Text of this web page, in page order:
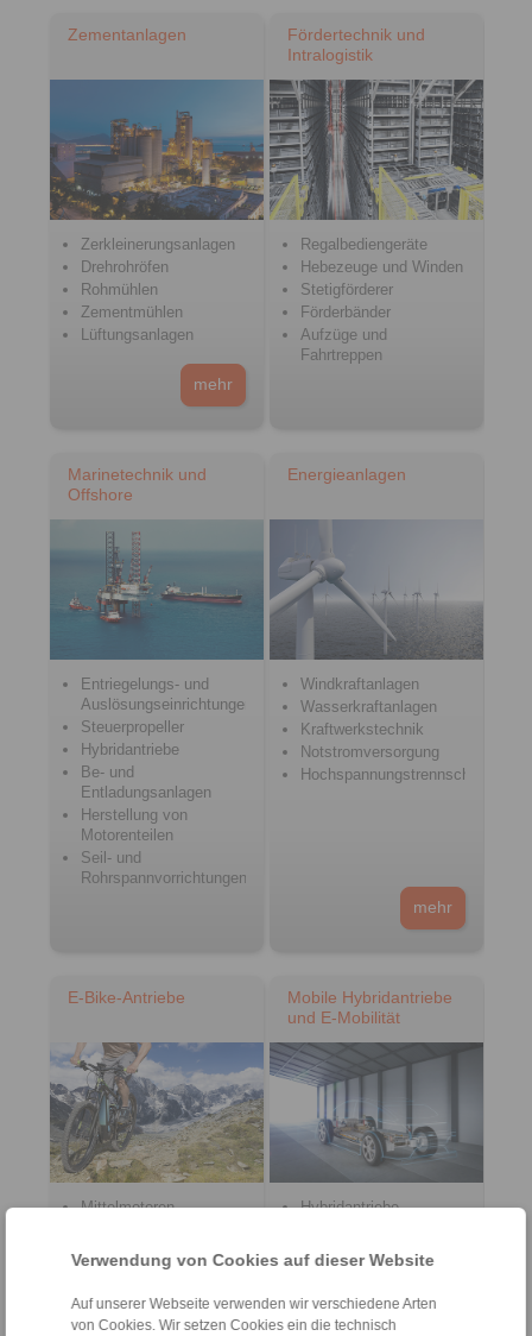
Verwendung von Cookies auf dieser Website
Auf unserer Webseite verwenden wir verschiedene Arten
von Cookies. Wir setzen Cookies ein die technisch
Zementanlagen
Zerkleinerungsanlagen
Drehrohröfen
Rohmühlen
Zementmühlen
Lüftungsanlagen
mehr
Fördertechnik und
Intralogistik
Regalbediengeräte
Hebezeuge und Winden
Stetigförderer
Förderbänder
Aufzüge und
Fahrtreppen
Marinetechnik und
Offshore
Entriegelungs- und
Auslösungseinrichtungen
Steuerpropeller
Hybridantriebe
Be- und
Entladungsanlagen
Herstellung von
Motorenteilen
Seil- und
Rohrspannvorrichtungen
Energieanlagen
Windkraftanlagen
Wasserkraftanlagen
Kraftwerkstechnik
Notstromversorgung
Hochspannungstrennschalter
mehr
E-Bike-Antriebe
Mittelmotoren
Leistungsverzweigungen
Nabenmotoren
Tretlagerfreiläufe
mehr
Mobile Hybridantriebe
und E-Mobilität
Hybridantriebe
Elektrofahrzeuge
Ladestecker